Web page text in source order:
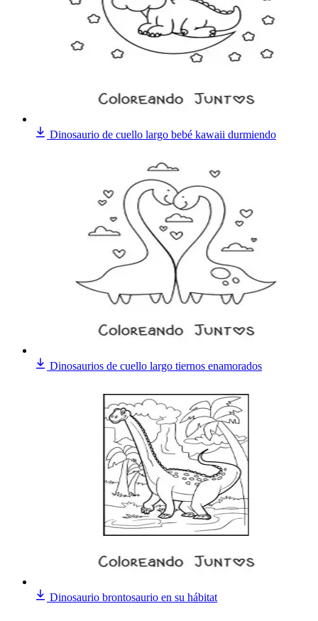
Dinosaurio de cuello largo bebé kawaii durmiendo
Dinosaurios de cuello largo tiernos enamorados
Dinosaurio brontosaurio en su hábitat